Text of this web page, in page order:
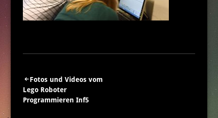
Beitragsnavigation
Fotos und Videos vom
Lego Roboter
Programmieren Inf5